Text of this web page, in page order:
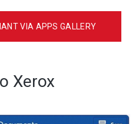
VIA APPS GALLERY
Xerox